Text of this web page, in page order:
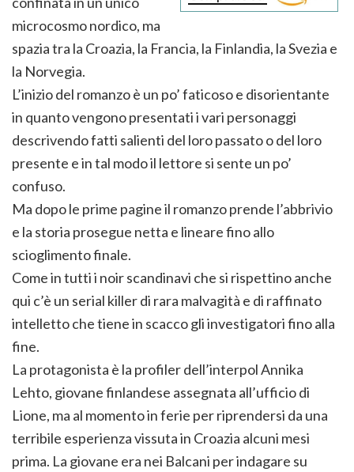
microcosmo nordico, ma
spazia tra la Croazia, la Francia, la Finlandia, la Svezia e
la Norvegia.
L’inizio del romanzo è un po’ faticoso e disorientante
in quanto vengono presentati i vari personaggi
descrivendo fatti salienti del loro passato o del loro
presente e in tal modo il lettore si sente un po’
confuso.
Ma dopo le prime pagine il romanzo prende l’abbrivio
e la storia prosegue netta e lineare fino allo
scioglimento finale.
Come in tutti i noir scandinavi che si rispettino anche
qui c’è un serial killer di rara malvagità e di raffinato
intelletto che tiene in scacco gli investigatori fino alla
fine.
La protagonista è la profiler dell’interpol Annika
Lehto, giovane finlandese assegnata all’ufficio di
Lione, ma al momento in ferie per riprendersi da una
terribile esperienza vissuta in Croazia alcuni mesi
prima. La giovane era nei Balcani per indagare su